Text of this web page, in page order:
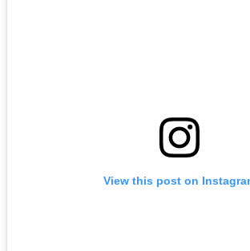
View this post on